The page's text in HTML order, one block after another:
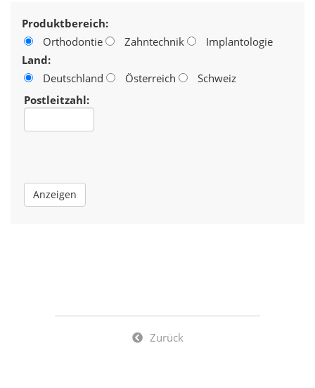
Produktbereich:
Orthodontie
Zahntechnik
Implantologie
Land:
Deutschland
Österreich
Schweiz
Postleitzahl:
Zurück